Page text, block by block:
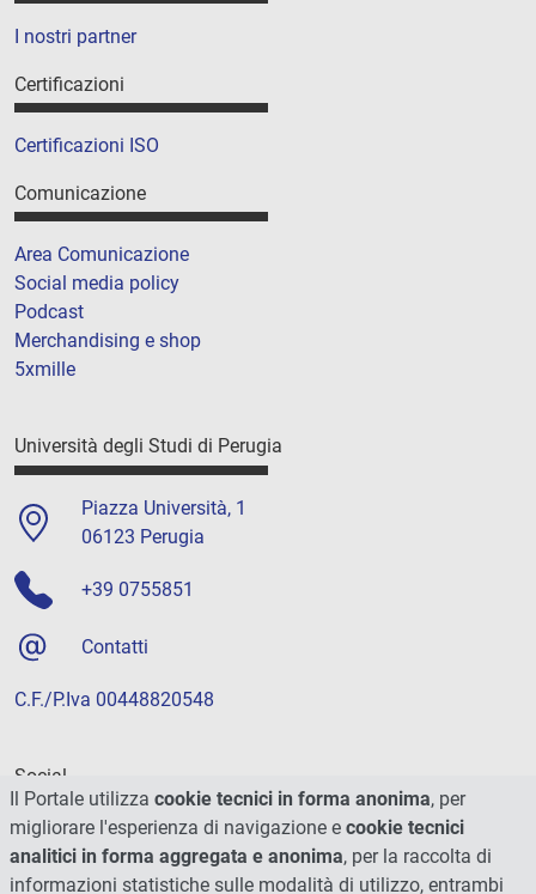
I nostri partner
Certificazioni
Certificazioni ISO
Comunicazione
Area Comunicazione
Social media policy
Podcast
Merchandising e shop
5xmille
Università degli Studi di Perugia
Piazza Università, 1
06123 Perugia
+39 0755851
Contatti
C.F./P.Iva 00448820548
Social
Il Portale utilizza cookie tecnici in forma anonima, per
migliorare l'esperienza di navigazione e cookie tecnici
analitici in forma aggregata e anonima, per la raccolta di
informazioni statistiche sulle modalità di utilizzo, entrambi